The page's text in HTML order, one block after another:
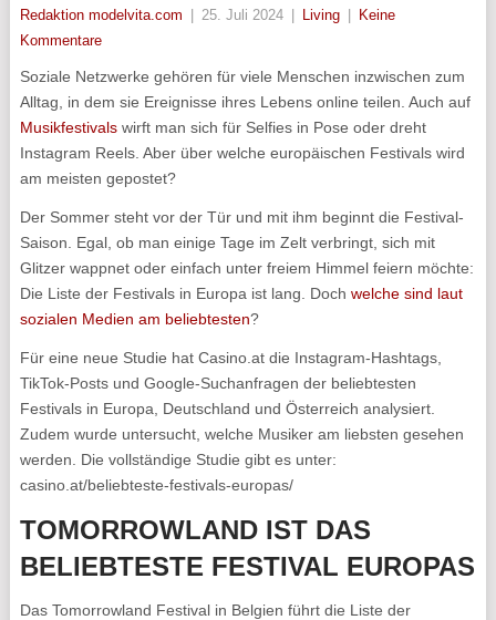
Redaktion modelvita.com 25. Juli 2024 Living
Keine
Kommentare
Soziale Netzwerke gehören für viele Menschen inzwischen zum
Alltag, in dem sie Ereignisse ihres Lebens online teilen. Auch auf
Musikfestivalswirft man sich für Selfies in Pose oder dreht
Instagram Reels. Aber über welche europäischen Festivals wird
am meisten gepostet?
Der Sommer steht vor der Tür und mit ihm beginnt die Festival-
Saison. Egal, ob man einige Tage im Zelt verbringt, sich mit
Glitzer wappnet oder einfach unter freiem Himmel feiern möchte:
Die Liste der Festivals in Europa ist lang. Doch welche sind laut
sozialen Medien am beliebtesten?
Für eine neue Studie hat Casino.at die Instagram-Hashtags,
TikTok-Posts und Google-Suchanfragen der beliebtesten
Festivals in Europa, Deutschland und Österreich analysiert.
Zudem wurde untersucht, welche Musiker am liebsten gesehen
werden. Die vollständige Studie gibt es unter:
casino.at/beliebteste-festivals-europas/
TOMORROWLAND IST DAS
BELIEBTESTE FESTIVAL EUROPAS
Das Tomorrowland Festival in Belgien führt die Liste der